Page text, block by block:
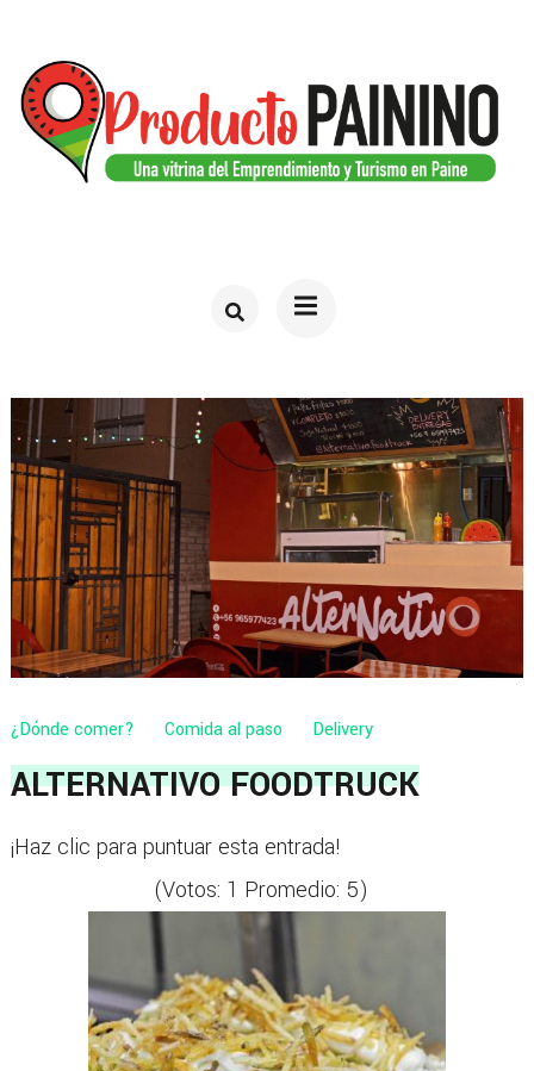
contenido
(presiona
¿Dónde comer? Comida al paso Delivery
ALTERNATIVO FOODTRUCK
¡Haz clic para puntuar esta entrada!
(Votos: 1 Promedio: 5)